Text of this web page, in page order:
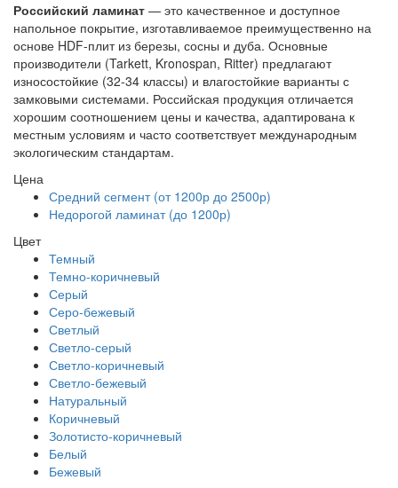
Российский ламинат — это качественное и доступное
напольное покрытие, изготавливаемое преимущественно на
основе HDF-плит из березы, сосны и дуба. Основные
производители (Tarkett, Kronospan, Ritter) предлагают
износостойкие (32-34 классы) и влагостойкие варианты с
замковыми системами. Российская продукция отличается
хорошим соотношением цены и качества, адаптирована к
местным условиям и часто соответствует международным
экологическим стандартам.
Цена
Средний сегмент (от 1200р до 2500р)
Недорогой ламинат (до 1200р)
Цвет
Темный
Темно-коричневый
Серый
Серо-бежевый
Светлый
Светло-серый
Светло-коричневый
Светло-бежевый
Натуральный
Коричневый
Золотисто-коричневый
Белый
Бежевый